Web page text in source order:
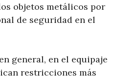
objetos metálicos por
de seguridad en el
general, en el equipaje
restricciones más